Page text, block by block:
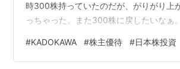
時300株持っていたのだが、がりがり上
っちゃった。また300株に戻したいなぁ
迷ったが、今回は普通にポイントに交換
5000円分。最近は漫画はほぼこちらで
#KADOKAWA #株主優待 #日本株投資